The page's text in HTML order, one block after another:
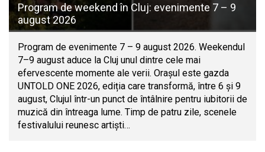
Program de weekend în Cluj: evenimente 7 – 9
august 2026
Program de evenimente 7 – 9 august 2026. Weekendul
7–9 august aduce la Cluj unul dintre cele mai
efervescente momente ale verii. Orașul este gazda
UNTOLD ONE 2026, ediția care transformă, între 6 și 9
august, Clujul într-un punct de întâlnire pentru iubitorii de
muzică din întreaga lume. Timp de patru zile, scenele
festivalului reunesc artiști…